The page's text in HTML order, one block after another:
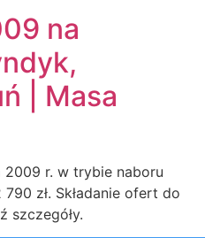
na
| Masa
2009 r. w trybie naboru
zł. Składanie ofert do
szczegóły.